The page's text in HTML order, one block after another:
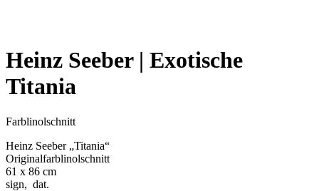
Heinz Seeber | Exotische
Titania
Farblinolschnitt
Heinz Seeber „Titania“
Originalfarblinolschnitt
61 x 86 cm
sign, dat.